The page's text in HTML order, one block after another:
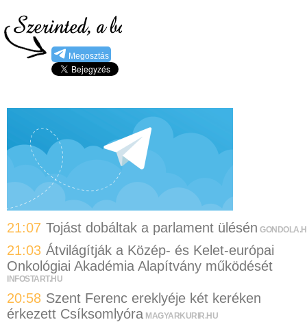
Megosztás
21:07 Tojást dobáltak a parlament ülésén
21:03 Átvilágítják a Közép- és Kelet-európai
Onkológiai Akadémia Alapítvány működését
INFOSTART.HU
20:58 Szent Ferenc ereklyéje két keréken
érkezett Csíksomlyóra MAGYARKURIR.HU